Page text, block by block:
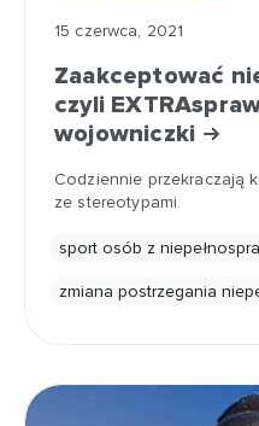
15 czerwca, 2021
Zaakceptować
czyli
wojowniczki
Codziennie przekraczają
ze stereotypami.
sport osób z
zmiana postrzegania